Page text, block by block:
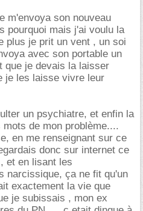
m'envoya son nouveau
pourquoi mais j'ai voulu la
plus je prit un vent , un soi
avec son portable un
que je devais la laisser
je les laisse vivre leur
un psychiatre, et enfin la
de mon problème....
en me renseignant sur ce
donc sur internet ce
et en lisant les
narcissique, ça ne fit qu'un
exactement la vie que
je subissais , mon ex